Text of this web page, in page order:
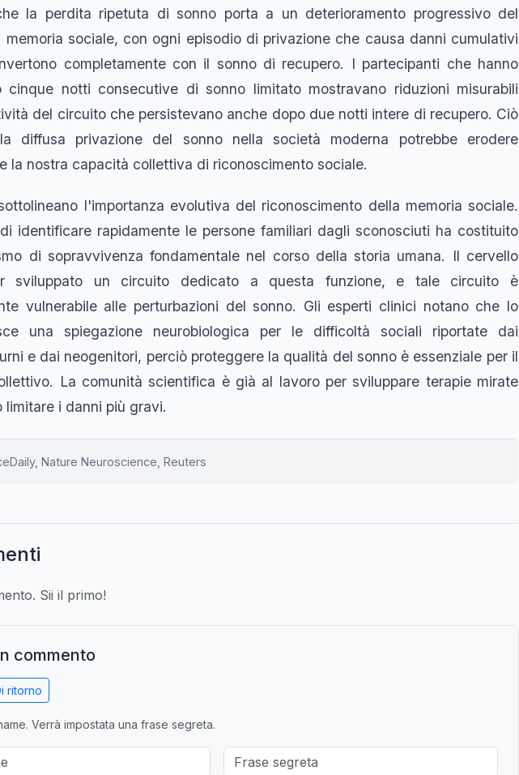
la perdita ripetuta di sonno porta a un deterioramento progressivo del
memoria sociale, con ogni episodio di privazione che causa danni cumulativi
completamente con il sonno di recupero. I partecipanti che hanno
cinque notti consecutive di sonno limitato mostravano riduzioni misurabili
del circuito che persistevano anche dopo due notti intere di recupero. Ciò
diffusa privazione del sonno nella società moderna potrebbe erodere
la nostra capacità collettiva di riconoscimento sociale.
l'importanza evolutiva del riconoscimento della memoria sociale.
identificare rapidamente le persone familiari dagli sconosciuti ha costituito
di sopravvivenza fondamentale nel corso della storia umana. Il cervello
sviluppato un circuito dedicato a questa funzione, e tale circuito è
vulnerabile alle perturbazioni del sonno. Gli esperti clinici notano che lo
una spiegazione neurobiologica per le difficoltà sociali riportate dai
e dai neogenitori, perciò proteggere la qualità del sonno è essenziale per il
La comunità scientifica è già al lavoro per sviluppare terapie mirate
limitare i danni più gravi.
Nature Neuroscience, Reuters
Sii il primo!
commento
ritorno
Verrà impostata una frase segreta.